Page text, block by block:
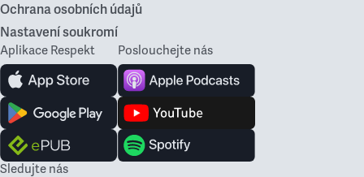
Ochrana osobních údajů
Nastavení soukromí
Aplikace Respekt Poslouchejte nás
Sledujte nás